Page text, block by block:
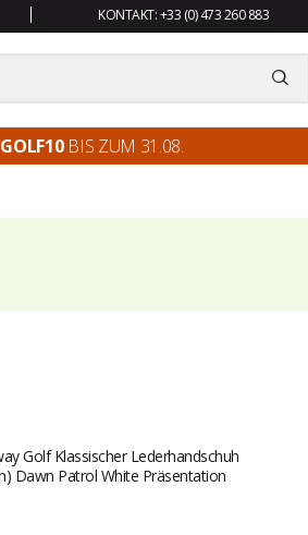
KONTAKT: +33 (0) 473 260 883
GOLF10BIS ZUM 31.08.